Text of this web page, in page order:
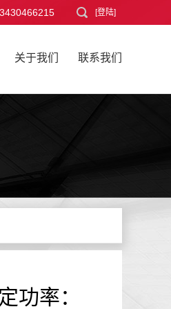
[登陆]
关于我们 联系我们
功率：